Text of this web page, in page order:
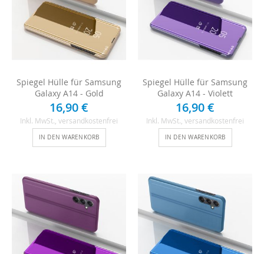
Spiegel Hülle für Samsung
Galaxy A14 - Gold
16,90 €
Inkl. MwSt., versandkostenfrei
IN DEN WARENKORB
Spiegel Hülle für Samsung
Galaxy A14 - Violett
16,90 €
Inkl. MwSt., versandkostenfrei
IN DEN WARENKORB